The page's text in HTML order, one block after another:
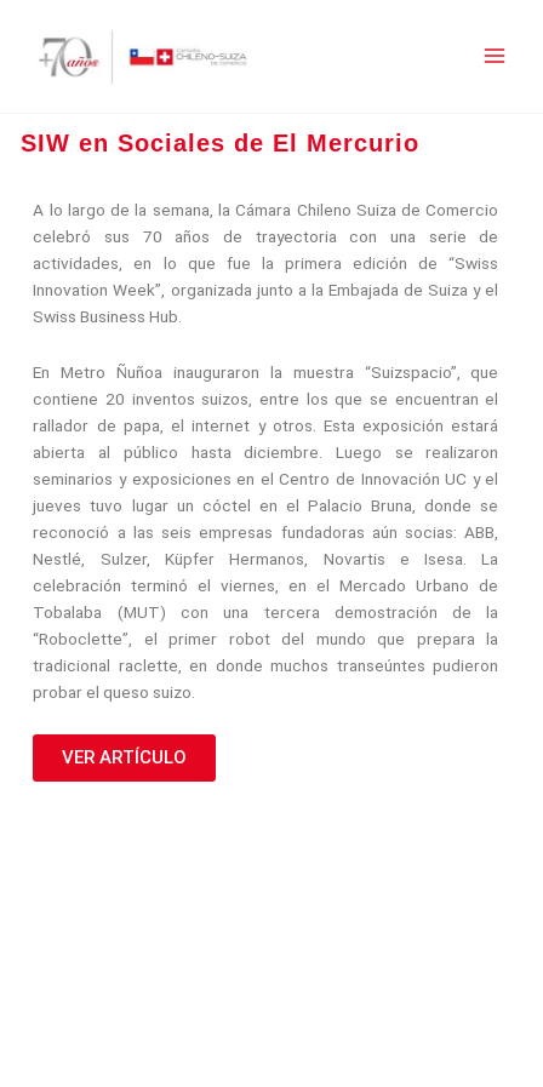
contenido
SIW en Sociales de El Mercurio
A lo largo de la semana, la Cámara Chileno Suiza de Comercio
celebró sus 70 años de trayectoria con una serie de
actividades, en lo que fue la primera edición de “Swiss
Innovation Week”, organizada junto a la Embajada de Suiza y el
Swiss Business Hub.
En Metro Ñuñoa inauguraron la muestra “Suizspacio”, que
contiene 20 inventos suizos, entre los que se encuentran el
rallador de papa, el internet y otros. Esta exposición estará
abierta al público hasta diciembre. Luego se realizaron
seminarios y exposiciones en el Centro de Innovación UC y el
jueves tuvo lugar un cóctel en el Palacio Bruna, donde se
reconoció a las seis empresas fundadoras aún socias: ABB,
Nestlé, Sulzer, Küpfer Hermanos, Novartis e Isesa. La
celebración terminó el viernes, en el Mercado Urbano de
Tobalaba (MUT) con una tercera demostración de la
“Roboclette”, el primer robot del mundo que prepara la
tradicional raclette, en donde muchos transeúntes pudieron
probar el queso suizo.
VER ARTÍCULO